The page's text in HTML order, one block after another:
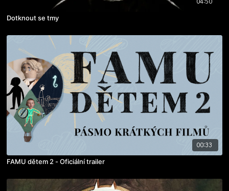
04:50
Dotknout se tmy
00:33
FAMU dětem 2 - Oficiální trailer